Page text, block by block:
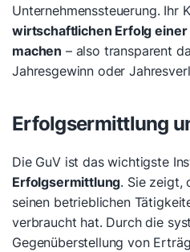
Unternehmenssteuerung. Ihr
wirtschaftlichen Erfolg einer
machen – also transparent
Jahresgewinn oder
Erfolgsermittlung
Die GuV ist das wichtigste
Erfolgsermittlung. Sie zeigt,
seinen betrieblichen
verbraucht hat. Durch die
Gegenüberstellung von